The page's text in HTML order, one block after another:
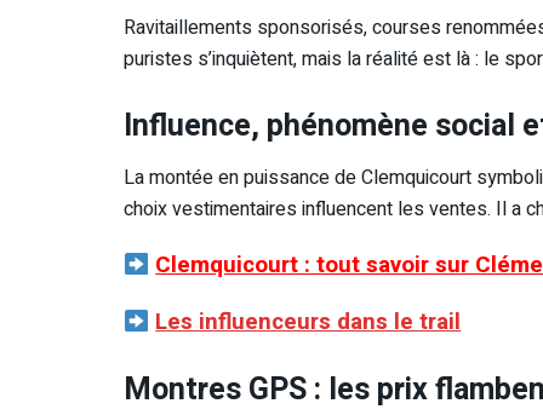
Ravitaillements sponsorisés, courses
puristes s’inquiètent, mais la réalité est là : le
Influence, phénomène social
La montée en puissance de Clemquicourt
choix vestimentaires influencent les ventes. Il a
Clemquicourt : tout savoir sur
Les influenceurs dans le trail
Montres GPS : les prix